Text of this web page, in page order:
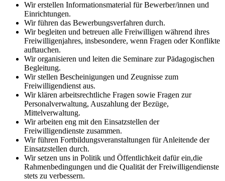
Wir erstellen Informationsmaterial für Bewerber/innen und
Einrichtungen.
Wir führen das Bewerbungsverfahren durch.
Wir begleiten und betreuen alle Freiwilligen während ihres
Freiwilligenjahres, insbesondere, wenn Fragen oder Konflikte
auftauchen.
Wir organisieren und leiten die Seminare zur Pädagogischen
Begleitung.
Wir stellen Bescheinigungen und Zeugnisse zum
Freiwilligendienst aus.
Wir klären arbeitsrechtliche Fragen sowie Fragen zur
Personalverwaltung, Auszahlung der Bezüge,
Mittelverwaltung.
Wir arbeiten eng mit den Einsatzstellen der
Freiwilligendienste zusammen.
Wir führen Fortbildungsveranstaltungen für Anleitende der
Einsatzstellen durch.
Wir setzen uns in Politik und Öffentlichkeit dafür ein,die
Rahmenbedingungen und die Qualität der Freiwilligendienste
stets zu verbessern.